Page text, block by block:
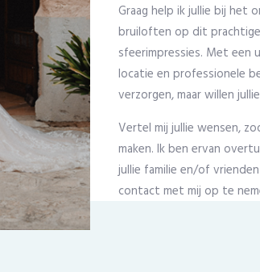
Graag help ik jullie bij het
bruiloften op dit prachtige
sfeerimpressies. Met een
locatie en professionele
verzorgen, maar willen
Vertel mij jullie wensen,
maken. Ik ben ervan
jullie familie en/of
contact met mij op te